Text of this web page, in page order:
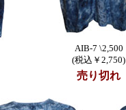
AIB-7 \2,500
(税込￥2,750)
売り切れ